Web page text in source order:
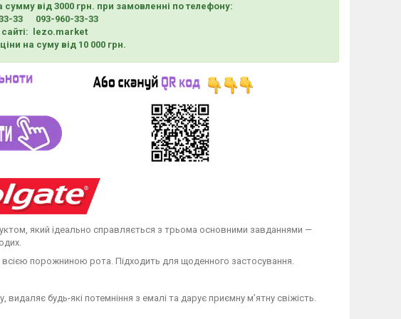
від 3000 грн. при замовленні по телефону:
33 093-960-33-33
сайті: lezo.market
на суму від 10 000 грн.
який ідеально справляється з трьома основними завданнями —
порожниною рота. Підходить для щоденного застосування.
будь-які потемніння з емалі та дарує приємну м’ятну свіжість.